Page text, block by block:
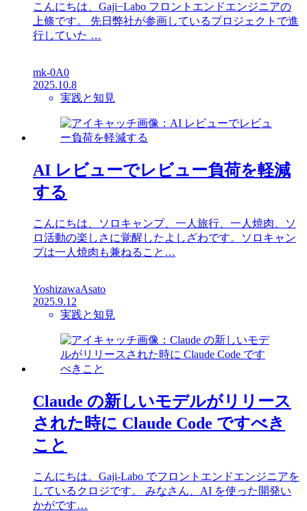
こんにちは、Gaji−Labo フロントエンドエンジニアの
上條です。 先日弊社が参画しているプロジェクトで進
行していた …
mk-0A0
2025.10.8
実践と知見
AI レビューでレビュー負荷を軽減
する
こんにちは、ソロキャンプ、一人旅行、一人焼肉、ソ
ロ活動の楽しさに覚醒したよしざわです。ソロキャン
プは一人焼肉も兼ねること…
YoshizawaAsato
2025.9.12
実践と知見
Claude の新しいモデルがリリース
された時に Claude Code ですべき
こと
こんにちは。Gaji-Labo でフロントエンドエンジニアを
しているクロジです。 みなさん、AI を使った開発い
かがです…